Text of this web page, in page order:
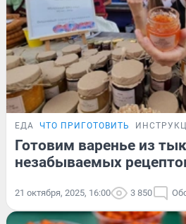
ЕДА ЧТО ПРИГОТОВИТЬ
Готовим варенье из
незабываемых
21 октября, 2025, 16:00 3 850